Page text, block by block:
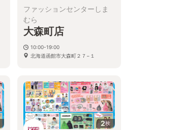
ファッションセンターしま
むら
大森町店
10:00-19:00
北海道函館市大森町２７−１
2枚